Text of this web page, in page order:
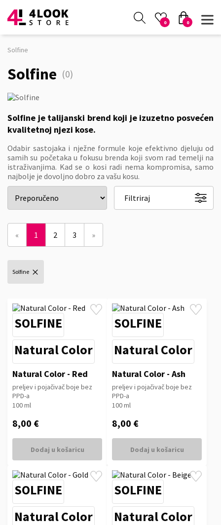
0 0
Solfine
Solfine (0)
Solfine je talijanski brend koji je izuzetno posvećen
kvalitetnoj njezi kose.
Odabir sastojaka i nježne formule koje efektivno djeluju od
samih su početaka u fokusu brenda koji svom rad temelji na
istraživanjima. Kad se o kosi radi nema kompromisa, samo
najbolje je dovoljno dobro za vašu kosu.
Filtriraj
« 1 2 3 »
Solfine
SOLFINE
Natural Color
Natural Color - Red
preljev i pojačivač boje bez
PPD-a
100 ml
8,00 €
Dodaj u košaricu
SOLFINE
Natural Color
Natural Color - Ash
preljev i pojačivač boje bez
PPD-a
100 ml
8,00 €
Dodaj u košaricu
SOLFINE
Natural Color
SOLFINE
Natural Color